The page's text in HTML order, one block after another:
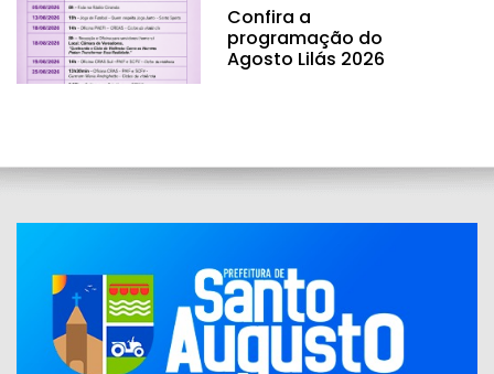
Confira a
programação do
Agosto Lilás 2026